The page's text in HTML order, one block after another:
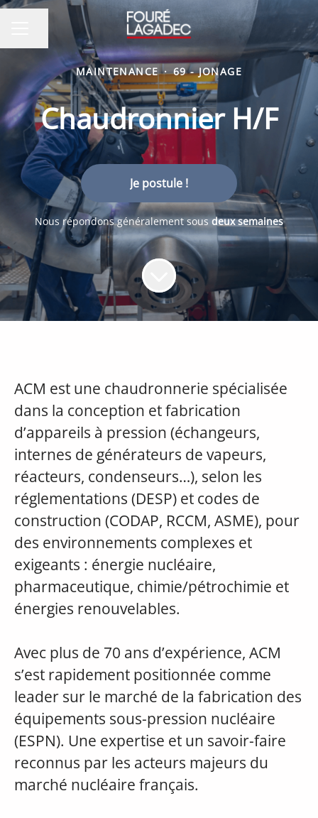
MENU CARRIÈRE
Partager la page
MAINTENANCE · 69 - JONAGE
Chaudronnier H/F
Je postule !
Nous répondons généralement sousdeux semaines
ACM est une chaudronnerie spécialisée
dans la conception et fabrication
d’appareils à pression (échangeurs,
internes de générateurs de vapeurs,
réacteurs, condenseurs…), selon les
réglementations (DESP) et codes de
construction (CODAP, RCCM, ASME), pour
des environnements complexes et
exigeants : énergie nucléaire,
pharmaceutique, chimie/pétrochimie et
énergies renouvelables.
Avec plus de 70 ans d’expérience, ACM
s’est rapidement positionnée comme
leader sur le marché de la fabrication des
équipements sous-pression nucléaire
(ESPN). Une expertise et un savoir-faire
reconnus par les acteurs majeurs du
marché nucléaire français.